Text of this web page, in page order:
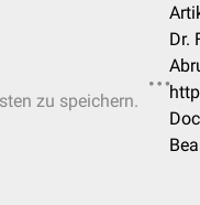
zu speichern.
Dr.